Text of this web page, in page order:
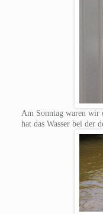
Am Sonntag waren wir
hat das Wasser bei der